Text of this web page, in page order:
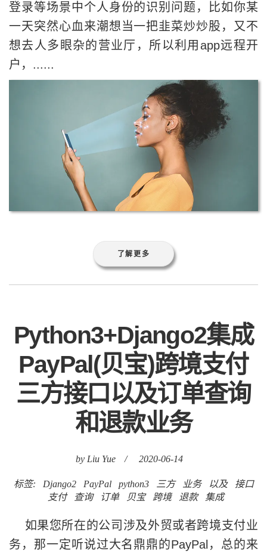
登录等场景中个人身份的识别问题，比如你某
一天突然心血来潮想当一把韭菜炒炒股，又不
想去人多眼杂的营业厅，所以利用app远程开
户，......
了解更多
Python3+Django2集成
PayPal(贝宝)跨境支付
三方接口以及订单查询
和退款业务
by Liu Yue / 2020-06-14
标签: Django2 PayPal python3 三方 业务 以及
接口
支付
查询 订单 贝宝 跨境 退款 集成
如果您所在的公司涉及外贸或者跨境支付业
务，那一定听说过大名鼎鼎的PayPal，总的来